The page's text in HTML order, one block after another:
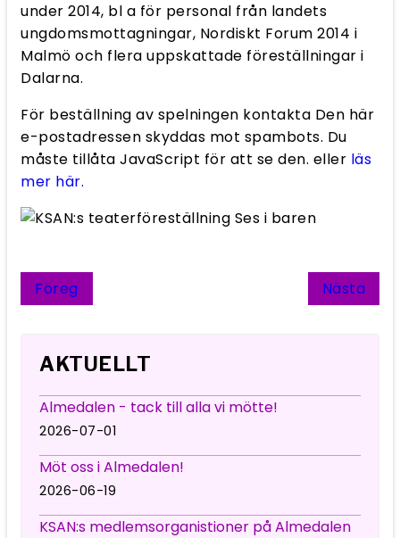
under 2014, bl a för personal från landets
ungdomsmottagningar, Nordiskt Forum 2014 i
Malmö och flera uppskattade föreställningar i
Dalarna.
För beställning av spelningen kontakta Den här
e-postadressen skyddas mot spambots. Du
måste tillåta JavaScript för att se den. eller läs
mer här.
Föregående artikel: Flickor i fokus
Föreg Nästa
Nästa
AKTUELLT
Almedalen - tack till alla vi mötte!
2026-07-01
Möt oss i Almedalen!
2026-06-19
KSAN:s medlemsorganistioner på Almedalen